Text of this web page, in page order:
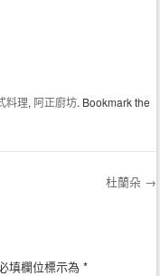
料理, 阿正廚坊. Bookmark the
杜蘭朵 →
填欄位標示為*